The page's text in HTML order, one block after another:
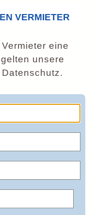
VERMIETER
eine
unsere
Datenschutz.